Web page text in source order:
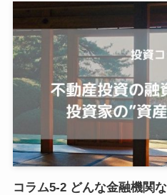
コラム5-2 どんな金融機関